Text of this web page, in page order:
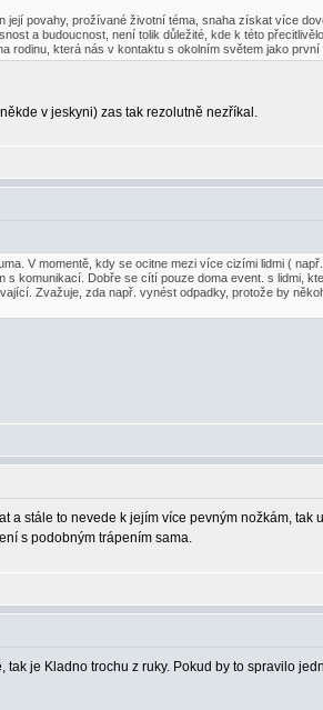
její povahy, prožívané životní téma, snaha získat více
a budoucnost, není tolik důležité, kde k této
rodinu, která nás v kontaktu s okolním světem jako první
v jeskyni) zas tak rezolutně nezříkal.
V momentě, kdy se ocitne mezi více cizími lidmi (
komunikací. Dobře se cítí pouze doma event. s lidmi,
Zvažuje, zda např. vynést odpadky, protože by
a stále to nevede k jejím více pevným nožkám, tak
s podobným trápením sama.
je Kladno trochu z ruky. Pokud by to spravilo